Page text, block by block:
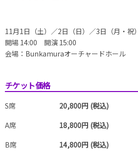
11月1日（土）／2日（日）／3日（月・祝）
開場 14:00 開演 15:00
会場：Bunkamuraオーチャードホール
チケット価格
S席
20,800円 (税込)
A席
18,800円 (税込)
B席
14,800円 (税込)